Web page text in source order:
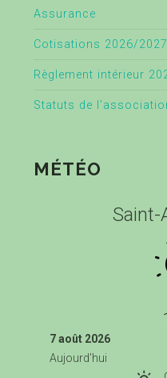
Assurance
Cotisations 2026/
Règlement intérieur
Statuts de
MÉTÉO
Saint-
7 août 2026
Aujourd'hui